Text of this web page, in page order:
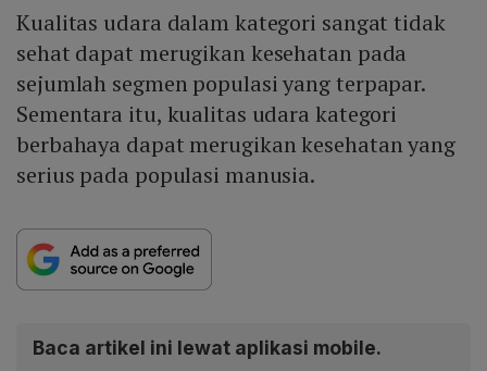
Kualitas udara dalam kategori sangat tidak
sehat dapat merugikan kesehatan pada
sejumlah segmen populasi yang terpapar.
Sementara itu, kualitas udara kategori
berbahaya dapat merugikan kesehatan yang
serius pada populasi manusia.
Baca artikel ini lewat aplikasi mobile.